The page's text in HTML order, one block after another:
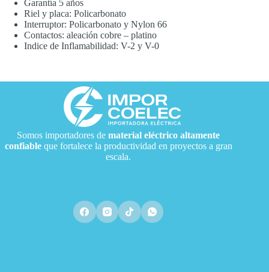
Garantía 5 años
Riel y placa: Policarbonato
Interruptor: Policarbonato y Nylon 66
Contactos: aleación cobre – platino
Indice de Inflamabilidad: V-2 y V-0
Somos importadores dematerial eléctrico altamente
confiableque fortalece la productividad en proyectos a gran
escala.